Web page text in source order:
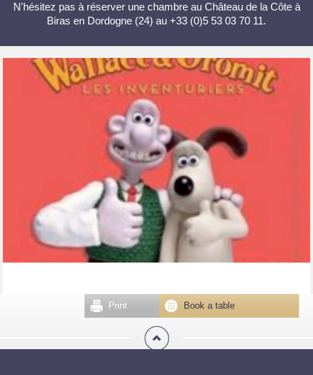
N'hésitez pas à réserver une chambre au Château de la Côte à
Biras en Dordogne (24) au +33 (0)5 53 03 70 11.
Book a table
Print